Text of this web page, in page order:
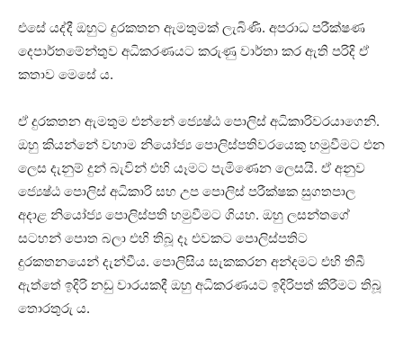
එසේ යද්දී ඔහුට දුරකතන ඇමතුමක් ලැබිණි. අපරාධ පරීක්ෂණ
දෙපාර්තමේන්තුව අධිකරණයට කරුණු වාර්තා කර ඇති පරිදි ඒ
කතාව මෙසේ ය.
ඒ දුරකතන ඇමතුම එන්නේ ජ්‍යෙෂ්ඨ පොලිස් අධිකාරිවරයාගෙනි.
ඔහු කියන්නේ වහාම නියෝජ්‍ය පොලිස්පතිවරයෙකු හමුවීමට එන
ලෙස දැනුම් දුන් බැවින් එහි යෑමට පැමිණෙන ලෙසයි. ඒ අනුව
ජ්‍යෙෂ්ඨ පොලිස් අධිකාරි සහ උප පොලිස් පරීක්ෂක සුගතපාල
අදාළ නියෝජ්‍ය පොලිස්පති හමුවීමට ගියහ. ඔහු ලසන්තගේ
සටහන් පොත බලා එහි තිබූ දෑ එවකට පොලිස්පතිට
දුරකතනයෙන් දැන්වීය. පොලිසිය සැකකරන අන්දමට එහි තිබී
ඇත්තේ ඉදිරි නඩු වාරයකදී ඔහු අධිකරණයට ඉදිරිපත් කිරීමට තිබූ
තොරතුරු ය.